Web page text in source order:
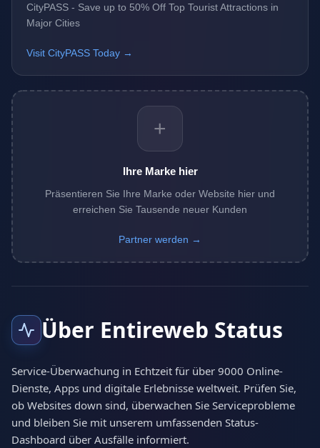
CityPASS - Save up to 50% Off Top Tourist Attractions in
Major Cities
Visit CityPASS Today →
+
Ihre Marke hier
Präsentieren Sie Ihre Marke oder Website hier und
erreichen Sie Tausende neuer Kunden
Partner werden →
Über Entireweb Status
Service-Überwachung in Echtzeit für über 9000 Online-
Dienste, Apps und digitale Erlebnisse weltweit. Prüfen Sie,
ob Websites down sind, überwachen Sie Serviceprobleme
und bleiben Sie mit unserem umfassenden Status-
Dashboard über Ausfälle informiert.